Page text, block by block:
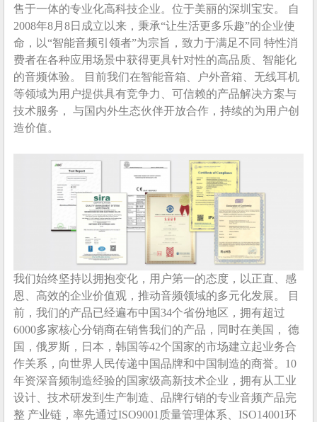
售于一体的专业化高科技企业。位于美丽的深圳宝安。 自
2008年8月8日成立以来，秉承“让生活更多乐趣”的企业使
命，以“智能音频引领者”为宗旨，致力于满足不同 特性消
费者在各种应用场景中获得更具针对性的高品质、智能化
的音频体验。 目前我们在智能音箱、户外音箱、无线耳机
等领域为用户提供具有竞争力、可信赖的产品解决方案与
技术服务， 与国内外生态伙伴开放合作，持续的为用户创
造价值。
我们始终坚持以拥抱变化，用户第一的态度，以正直、感
恩、高效的企业价值观，推动音频领域的多元化发展。 目
前，我们的产品已经遍布中国34个省份地区，拥有超过
6000多家核心分销商在销售我们的产品，同时在美国， 德
国，俄罗斯，日本，韩国等42个国家的市场建立起业务合
作关系，向世界人民传递中国品牌和中国制造的商誉。10
年资深音频制造经验的国家级高新技术企业，拥有从工业
设计、技术研发到生产制造、品牌行销的专业音频产品完
整 产业链，率先通过ISO9001质量管理体系、ISO14001环